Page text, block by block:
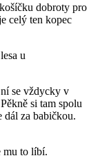
dobroty pro
celý ten kopec
se vždycky v
si tam spolu
dál za babičkou.
mu to líbí.